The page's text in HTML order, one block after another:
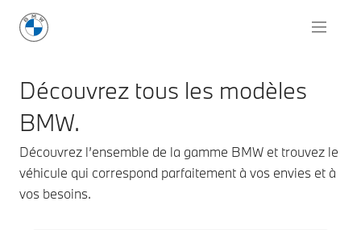
Découvrez tous les modèles
BMW.
Découvrez l’ensemble de la gamme BMW et trouvez le
véhicule qui correspond parfaitement à vos envies et à
vos besoins.